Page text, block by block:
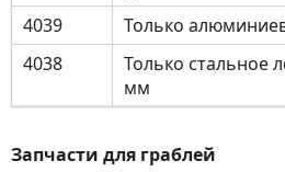
4039
Только
4038
Только стальное
мм
Запчасти для граблей